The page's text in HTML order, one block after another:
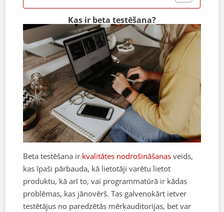
Kas ir beta testēšana?
Beta testēšana ir kvalitātes nodrošināšanas veids,
kas īpaši pārbauda, kā lietotāji varētu lietot
produktu, kā arī to, vai programmatūrā ir kādas
problēmas, kas jānovērš. Tas galvenokārt ietver
testētājus no paredzētās mērķauditorijas, bet var